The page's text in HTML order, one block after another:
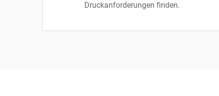
Druckanforderungen finden.